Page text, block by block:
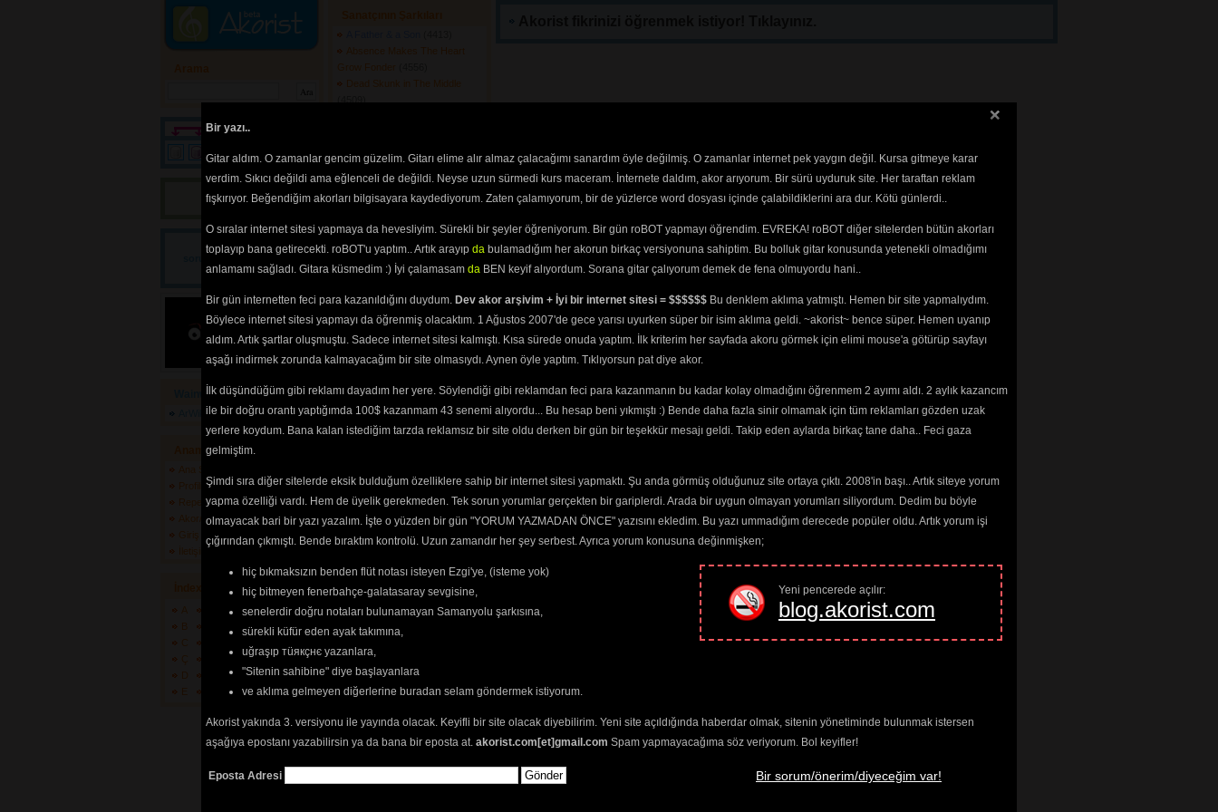
Bir yazı..
Gitar aldım. O zamanlar gencim güzelim. Gitarı elime alır almaz çalacağımı sanardım öyle değilmiş. O zamanlar internet pek yaygın değil. Kursa gitmeye karar
verdim. Sıkıcı değildi ama eğlenceli de değildi. Neyse uzun sürmedi kurs maceram. İnternete daldım, akor arıyorum. Bir sürü uyduruk site. Her taraftan reklam
fışkırıyor. Beğendiğim akorları bilgisayara kaydediyorum. Zaten çalamıyorum, bir de yüzlerce word dosyası içinde çalabildiklerini ara dur. Kötü günlerdi..
O sıralar internet sitesi yapmaya da hevesliyim. Sürekli bir şeyler öğreniyorum. Bir gün roBOT yapmayı öğrendim. EVREKA! roBOT diğer sitelerden bütün akorları
toplayıp bana getirecekti. roBOT'u yaptım.. Artık arayıp da bulamadığım her akorun birkaç versiyonuna sahiptim. Bu bolluk gitar konusunda yetenekli olmadığımı
anlamamı sağladı. Gitara küsmedim :) İyi çalamasam da BEN keyif alıyordum. Sorana gitar çalıyorum demek de fena olmuyordu hani..
Bir gün internetten feci para kazanıldığını duydum. Dev akor arşivim + İyi bir internet sitesi = $$$$$$ Bu denklem aklıma yatmıştı. Hemen bir site yapmalıydım.
Böylece internet sitesi yapmayı da öğrenmiş olacaktım. 1 Ağustos 2007'de gece yarısı uyurken süper bir isim aklıma geldi. ~akorist~ bence süper. Hemen uyanıp
aldım. Artık şartlar oluşmuştu. Sadece internet sitesi kalmıştı. Kısa sürede onuda yaptım. İlk kriterim her sayfada akoru görmek için elimi mouse'a götürüp sayfayı
aşağı indirmek zorunda kalmayacağım bir site olmasıydı. Aynen öyle yaptım. Tıklıyorsun pat diye akor.
İlk düşündüğüm gibi reklamı dayadım her yere. Söylendiği gibi reklamdan feci para kazanmanın bu kadar kolay olmadığını öğrenmem 2 ayımı aldı. 2 aylık kazancım
ile bir doğru orantı yaptığımda 100$ kazanmam 43 senemi alıyordu... Bu hesap beni yıkmıştı :) Bende daha fazla sinir olmamak için tüm reklamları gözden uzak
yerlere koydum. Bana kalan istediğim tarzda reklamsız bir site oldu derken bir gün bir teşekkür mesajı geldi. Takip eden aylarda birkaç tane daha.. Feci gaza
gelmiştim.
Şimdi sıra diğer sitelerde eksik bulduğum özelliklere sahip bir internet sitesi yapmaktı. Şu anda görmüş olduğunuz site ortaya çıktı. 2008'in başı.. Artık siteye yorum
yapma özelliği vardı. Hem de üyelik gerekmeden. Tek sorun yorumlar gerçekten bir gariplerdi. Arada bir uygun olmayan yorumları siliyordum. Dedim bu böyle
olmayacak bari bir yazı yazalım. İşte o yüzden bir gün "YORUM YAZMADAN ÖNCE" yazısını ekledim. Bu yazı ummadığım derecede popüler oldu. Artık yorum işi
çığırından çıkmıştı. Bende bıraktım kontrolü. Uzun zamandır her şey serbest. Ayrıca yorum konusuna değinmişken;
Yeni pencerede açılır:
blog.akorist.com
hiç bıkmaksızın benden flüt notası isteyen Ezgi'ye, (isteme yok)
hiç bitmeyen fenerbahçe-galatasaray sevgisine,
senelerdir doğru notaları bulunamayan Samanyolu şarkısına,
sürekli küfür eden ayak takımına,
uğraşıp тüякçнє yazanlara,
"Sitenin sahibine" diye başlayanlara
ve aklıma gelmeyen diğerlerine buradan selam göndermek istiyorum.
Akorist yakında 3. versiyonu ile yayında olacak. Keyifli bir site olacak diyebilirim. Yeni site açıldığında haberdar olmak, sitenin yönetiminde bulunmak istersen
aşağıya epostanı yazabilirsin ya da bana bir eposta at. akorist.com[et]gmail.com Spam yapmayacağıma söz veriyorum. Bol keyifler!
Eposta Adresi Bir sorum/önerim/diyeceğim var!
Bir yazı!
Bir
sorum/önerim/diyeceğim
var!
Wainwright Loudon
ArWiki
Anamenü
Ana Sayfa
Profilim
Repertuarlarım
Akor/Tab/Söz Gönder
Giriş Yapın
İletişim
A
B
D
E
K
O
Ö
P
Q
S
Ş
T
U
Ü
W
X
Y
Z
Absence Makes The Heart
Grow Fonder
Dead Skunk in The Middle
Ild Rather Be Lonely (4396)
Im Alright(4364)
Ingenu(4219)
Me & All The Other Mothers
(4494)
One Man Guy
(4675)
One Man Guy
Swimming Song(4607)
Tip That Waitress
Unhappy Anniversary(4646)
Vampire Blues (4854)
aldatıldık
İçerikakorların, tabların,bas
tablarınınve sözlerinayırt
edilebilmesi için
renkli listelenmektedir.